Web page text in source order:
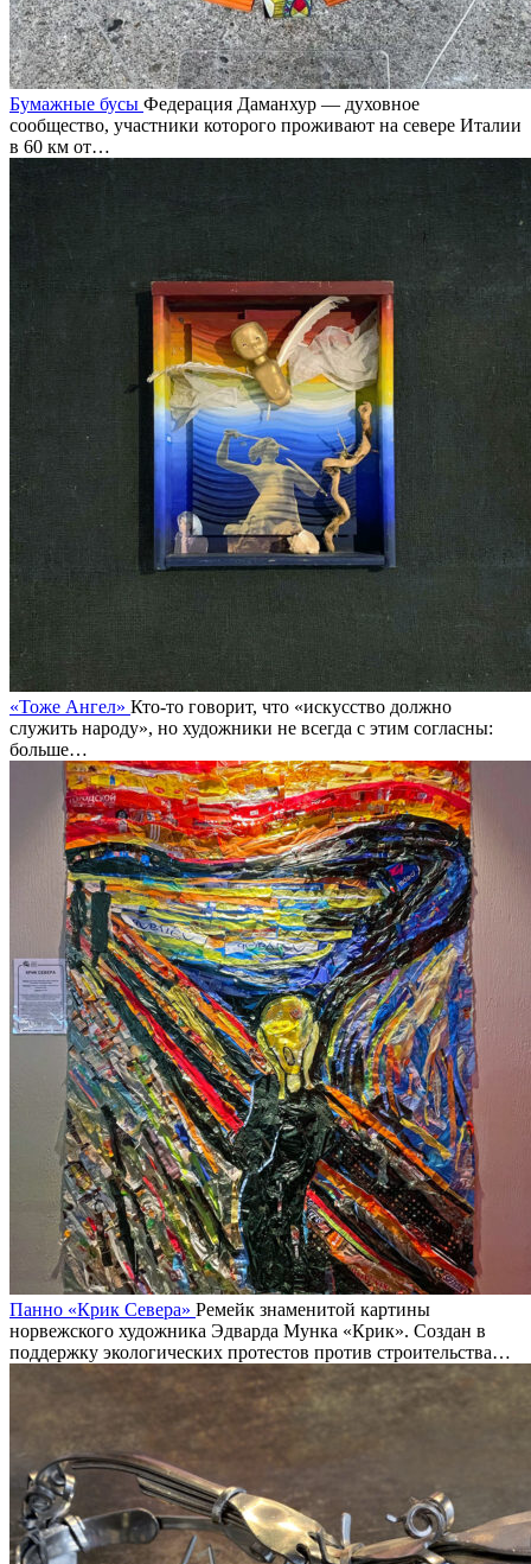
Бумажные бусы Федерация Даманхур — духовное
сообщество, участники которого проживают на севере Италии
в 60 км от…
«Тоже Ангел» Кто-то говорит, что «искусство должно
служить народу», но художники не всегда с этим согласны:
больше…
Панно «Крик Севера» Ремейк знаменитой картины
норвежского художника Эдварда Мунка «Крик». Создан в
поддержку экологических протестов против строительства…